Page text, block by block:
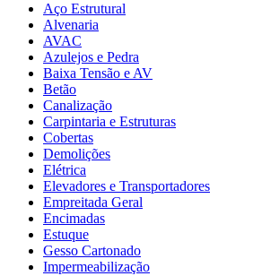
Aço Estrutural
Alvenaria
AVAC
Azulejos e Pedra
Baixa Tensão e AV
Betão
Canalização
Carpintaria e Estruturas
Cobertas
Demolições
Elétrica
Elevadores e Transportadores
Empreitada Geral
Encimadas
Estuque
Gesso Cartonado
Impermeabilização